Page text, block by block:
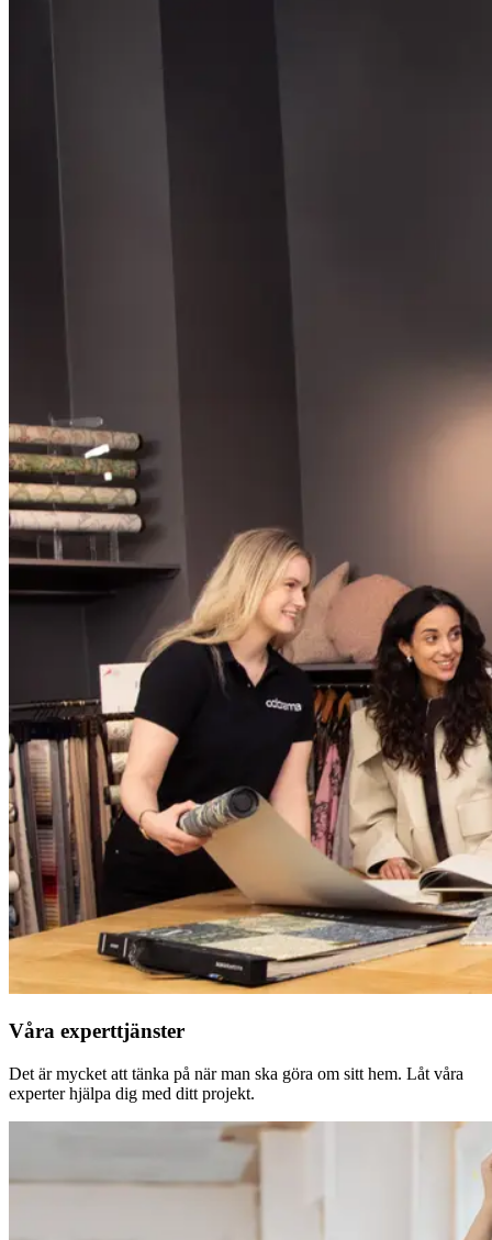
Våra experttjänster
Det är mycket att tänka på när man ska göra om sitt hem. Låt våra
experter hjälpa dig med ditt projekt.